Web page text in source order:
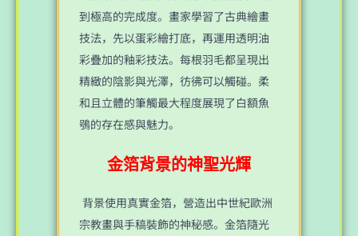
到極高的完成度。畫家學習了古典繪畫
技法，先以蛋彩繪打底，再運用透明油
彩疊加的釉彩技法。每根羽毛都呈現出
精緻的陰影與光澤，彷彿可以觸碰。柔
和且立體的筆觸最大程度展現了白額魚
鴞的存在感與魅力。
金箔背景的神聖光輝
背景使用真實金箔，營造出中世紀歐洲
宗教畫與手稿裝飾的神秘感。金箔隨光